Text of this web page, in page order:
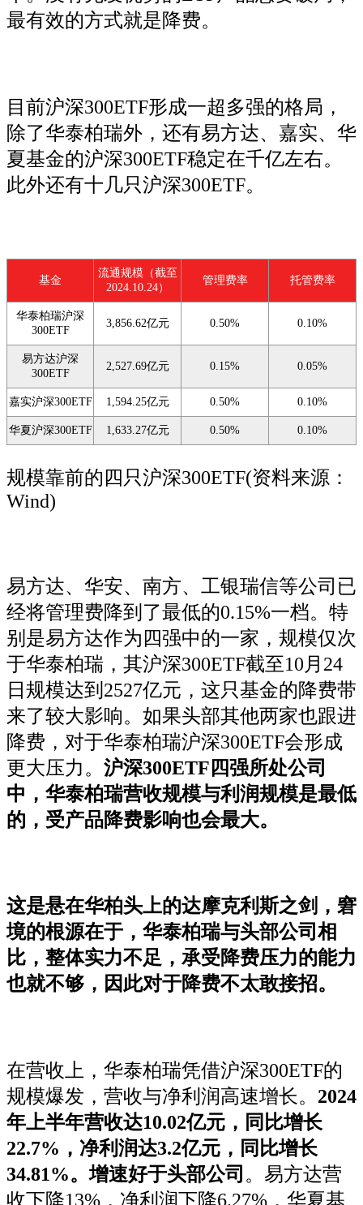
最有效的方式就是降费。
目前沪深300ETF形成一超多强的格局，
除了华泰柏瑞外，还有易方达、嘉实、华
夏基金的沪深300ETF稳定在千亿左右。
此外还有十几只沪深300ETF。
基金
流通规模（截至
2024.10.24）
管理费率 托管费率
华泰柏瑞沪深
300ETF
3,856.62亿元 0.50% 0.10%
易方达沪深
300ETF
2,527.69亿元 0.15% 0.05%
嘉实沪深300ETF 1,594.25亿元 0.50% 0.10%
华夏沪深300ETF 1,633.27亿元 0.50% 0.10%
规模靠前的四只沪深300ETF(资料来源：
Wind)
易方达、华安、南方、工银瑞信等公司已
经将管理费降到了最低的0.15%一档。特
别是易方达作为四强中的一家，规模仅次
于华泰柏瑞，其沪深300ETF截至10月24
日规模达到2527亿元，这只基金的降费带
来了较大影响。如果头部其他两家也跟进
降费，对于华泰柏瑞沪深300ETF会形成
更大压力。 沪深300ETF四强所处公司
中，华泰柏瑞营收规模与利润规模是最低
的，受产品降费影响也会最大。
这是悬在华柏头上的达摩克利斯之剑，窘
境的根源在于，华泰柏瑞与头部公司相
比，整体实力不足，承受降费压力的能力
也就不够，因此对于降费不太敢接招。
在营收上，华泰柏瑞凭借沪深300ETF的
规模爆发，营收与净利润高速增长。 2024
年上半年营收达10.02亿元，同比增长
22.7%，净利润达3.2亿元，同比增长
34.81%。增速好于头部公司 。易方达营
收下降13%，净利润下降6.27%，华夏基